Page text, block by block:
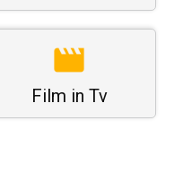
Film in Tv